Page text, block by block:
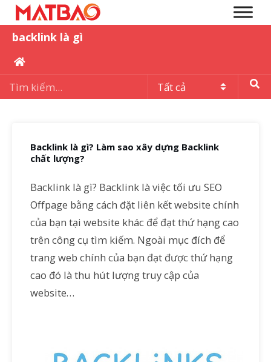
backlink là gì
Backlink là gì? Làm sao xây dựng Backlink
chất lượng?
Backlink là gì? Backlink là việc tối ưu SEO
Offpage bằng cách đặt liên kết website chính
của bạn tại website khác để đạt thứ hạng cao
trên công cụ tìm kiếm. Ngoài mục đích để
trang web chính của bạn đạt được thứ hạng
cao đó là thu hút lượng truy cập của
website…